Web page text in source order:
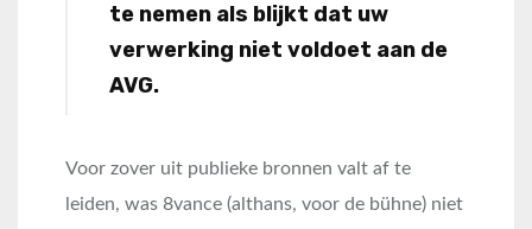
te nemen als blijkt dat uw
verwerking niet voldoet aan de
AVG.
Voor zover uit publieke bronnen valt af te
leiden, was 8vance (althans, voor de bühne) niet